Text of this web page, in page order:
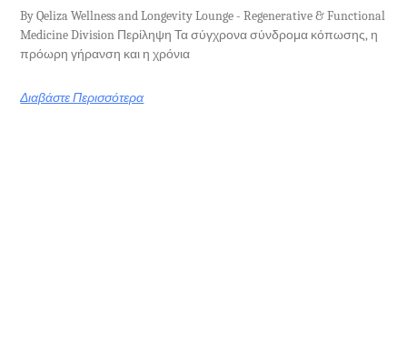
By Qeliza Wellness and Longevity Lounge - Regenerative & Functional
Medicine Division Περίληψη Τα σύγχρονα σύνδρομα κόπωσης, η
πρόωρη γήρανση και η χρόνια
Διαβάστε Περισσότερα